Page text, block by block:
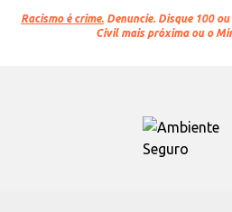
Racismo é crime. Denuncie. Disque 100
Civil mais próxima ou o